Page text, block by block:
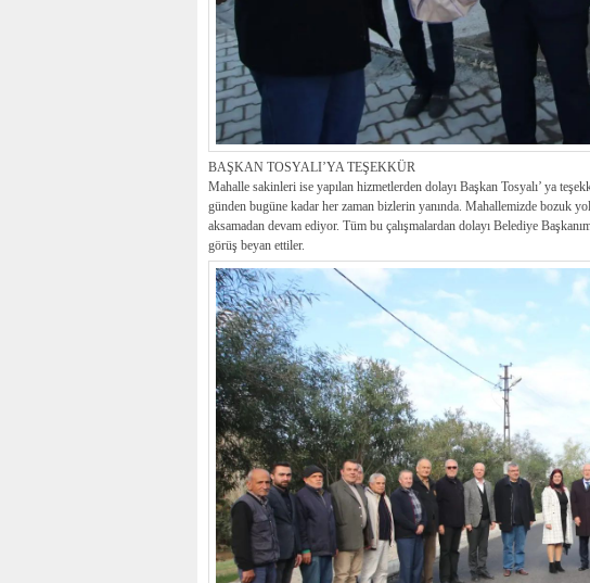
BAŞKAN TOSYALI’YA TEŞEKKÜR
Mahalle sakinleri ise yapılan hizmetlerden dolayı Başkan Tosyalı’ ya
günden bugüne kadar her zaman bizlerin yanında. Mahallemizde bozuk
aksamadan devam ediyor. Tüm bu çalışmalardan dolayı Belediye
görüş beyan ettiler.